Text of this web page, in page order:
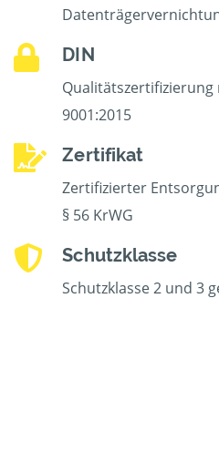
DIN
Qualitätszertifizierung
9001:2015
Zertifikat
Zertifizierter
§ 56 KrWG
Schutzklasse
Schutzklasse 2 und 3